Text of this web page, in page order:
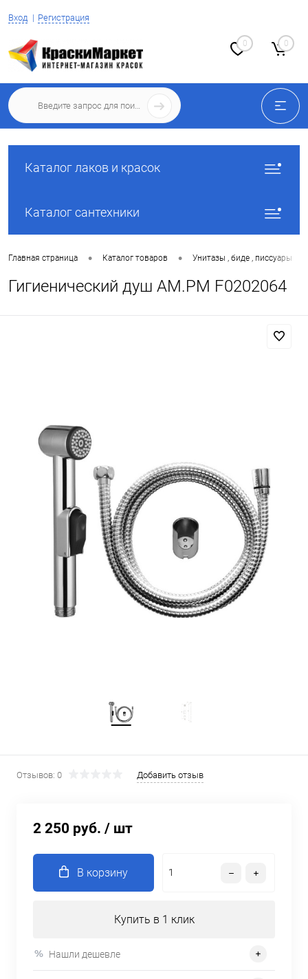
Вход Регистрация
0 0
Каталог лаков и красок
Каталог сантехники
Главная страница • Каталог товаров • Унитазы , биде , писсуары
Гигиенический душ AM.PM F0202064
Отзывов: 0 Добавить отзыв
2 250 руб. / шт
В корзину
Купить в 1 клик
Нашли дешевле